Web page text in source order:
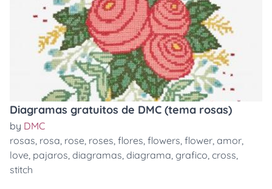
Diagramas gratuitos de DMC (tema rosas)
by DMC
rosas, rosa, rose, roses, flores, flowers, flower, amor,
love, pajaros, diagramas, diagrama, grafico, cross,
stitch